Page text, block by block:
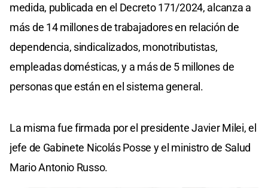
medida, publicada en el Decreto 171/2024, alcanza a
más de 14 millones de trabajadores en relación de
dependencia, sindicalizados, monotributistas,
empleadas domésticas, y a más de 5 millones de
personas que están en el sistema general.
La misma fue firmada por el presidente Javier Milei, el
jefe de Gabinete Nicolás Posse y el ministro de Salud
Mario Antonio Russo.